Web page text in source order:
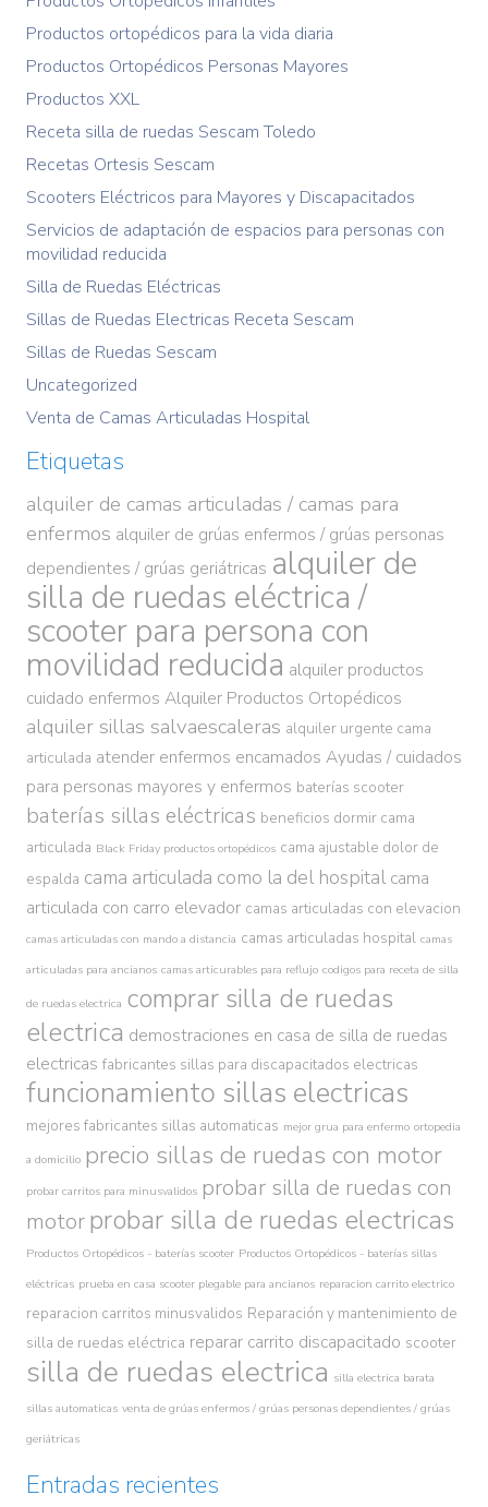
Productos ortopédicos para la vida diaria
Productos Ortopédicos Personas Mayores
Productos XXL
Receta silla de ruedas Sescam Toledo
Recetas Ortesis Sescam
Scooters Eléctricos para Mayores y Discapacitados
Servicios de adaptación de espacios para personas con
movilidad reducida
Silla de Ruedas Eléctricas
Sillas de Ruedas Electricas Receta Sescam
Sillas de Ruedas Sescam
Uncategorized
Venta de Camas Articuladas Hospital
Etiquetas
alquiler de camas articuladas / camas para
enfermos alquiler de grúas enfermos / grúas personas
dependientes / grúas geriátricas alquiler de
silla de ruedas eléctrica /
scooter para persona con
movilidad reducida alquiler productos
cuidado enfermos Alquiler Productos Ortopédicos
alquiler sillas salvaescaleras alquiler urgente cama
articulada atender enfermos encamados Ayudas / cuidados
para personas mayores y enfermos baterías scooter
baterías sillas eléctricas beneficios dormir cama
articulada Black Friday productos ortopédicos cama ajustable dolor de
espalda cama articulada como la del hospital cama
articulada con carro elevador camas articuladas con elevacion
camas articuladas con mando a distancia camas articuladas hospital camas
articuladas para ancianos camas articurables para reflujo codigos para receta de silla
de ruedas electrica comprar silla de ruedas
electrica demostraciones en casa de silla de ruedas
electricas fabricantes sillas para discapacitados electricas
funcionamiento sillas electricas
mejores fabricantes sillas automaticas mejor grua para enfermo ortopedia
a domicilio precio sillas de ruedas con motor
probar carritos para minusvalidos probar silla de ruedas con
motorprobar silla de ruedas electricas
Productos Ortopédicos - baterías scooter Productos Ortopédicos - baterías sillas
eléctricas prueba en casa scooter plegable para ancianos reparacion carrito electrico
reparacion carritos minusvalidos Reparación y mantenimiento de
silla de ruedas eléctrica reparar carrito discapacitado scooter
silla de ruedas electrica silla electrica barata
sillas automaticas venta de grúas enfermos / grúas personas dependientes / grúas
geriátricas
Entradas recientes